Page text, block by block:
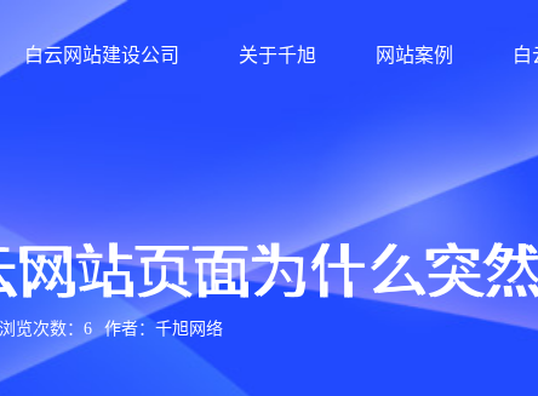
白云网站建设公司 关于千旭 网站案例 白
站页面为什么突
浏览次数：6 作者：千旭网络